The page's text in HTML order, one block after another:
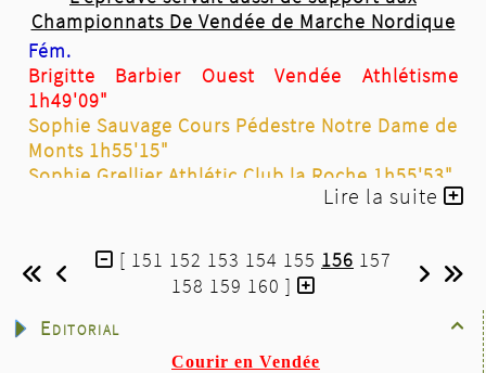

Editorial
Courir en Vendée
Championnats De Vendée de Marche Nordique
Fém.
Brigitte Barbier Ouest Vendée Athlétisme
1h49'09"
Sophie Sauvage Cours Pédestre Notre Dame de
Monts 1h55'15"
Sophie Grellier Athlétic Club la Roche 1h55'53"
1h35'45"
Fabien Garnier Athlé Bocage Vendée 1h39'02"
Christian Ricard Athlé Bocage Vendée 1h40'03"
Championnats Régionaux de Marche Nordique
Lire la suite
[ 151 152 153 154 155 156 157
158 159 160 ]